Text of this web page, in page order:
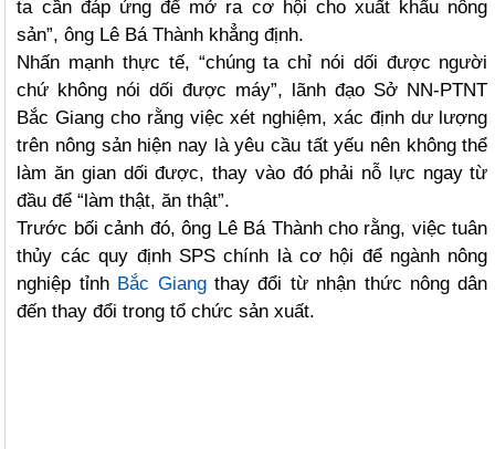
ta cần đáp ứng để mở ra cơ hội cho xuất khẩu nông
sản”, ông Lê Bá Thành khẳng định.
Nhấn mạnh thực tế, “chúng ta chỉ nói dối được người
chứ không nói dối được máy”, lãnh đạo Sở NN-PTNT
Bắc Giang cho rằng việc xét nghiệm, xác định dư lượng
trên nông sản hiện nay là yêu cầu tất yếu nên không thể
làm ăn gian dối được, thay vào đó phải nỗ lực ngay từ
đầu để “làm thật, ăn thật”.
Trước bối cảnh đó, ông Lê Bá Thành cho rằng, việc tuân
thủy các quy định SPS chính là cơ hội để ngành nông
nghiệp tỉnh Bắc Giangthay đổi từ nhận thức nông dân
đến thay đổi trong tổ chức sản xuất.